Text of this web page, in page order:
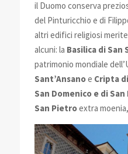
il Duomo conserva
del Pinturicchio e di
altri edifici religiosi
alcuni: la Basilica di San
patrimonio mondiale
Sant’Ansanoe Cripta
San Domenico e di
San Pietroextra